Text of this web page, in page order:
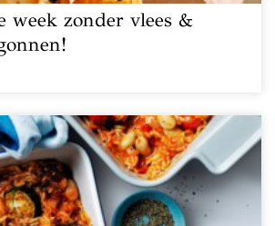
week zonder vlees &